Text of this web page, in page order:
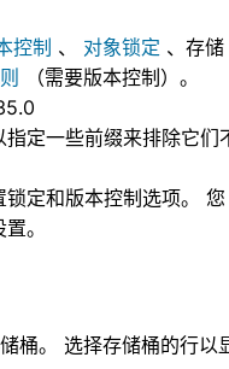
控制 、 对象锁定 、存储
（需要版本控制）。
定一些前缀来排除它们
定和版本控制选项。 您
。
桶。 选择存储桶的行以